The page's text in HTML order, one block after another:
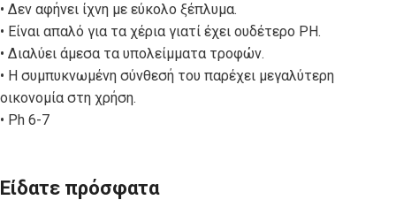
• Δεν αφήνει ίχνη με εύκολο ξέπλυμα.
• Είναι απαλό για τα χέρια γιατί έχει ουδέτερο ΡΗ.
• Διαλύει άμεσα τα υπολείμματα τροφών.
• Η συμπυκνωμένη σύνθεσή του παρέχει μεγαλύτερη
οικονομία στη χρήση.
• Ph 6-7
Είδατε πρόσφατα